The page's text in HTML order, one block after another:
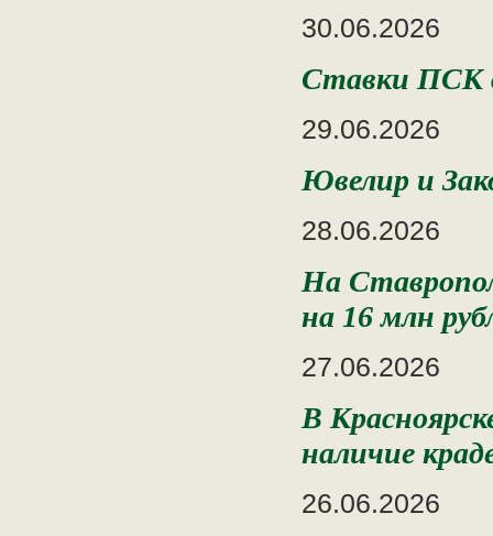
30.06.2026
Ставки ПСК
29.06.2026
Ювелир и
28.06.2026
На
на 16 млн
27.06.2026
В
наличие
26.06.2026